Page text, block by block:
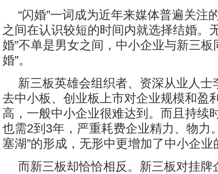
恒
济
“闪婚”一词成为近年来媒体普遍关注
之间在认识较短的时间内就选择结婚。
婚”不单是男女之间，中小企业与新三板
婚”。
新三板英雄会组织者、资深从业人士
去中小板、创业板上市对企业规模和盈
高，一般中小企业很难达到。而且持续
也需2到3年，严重耗费企业精力、物力
塞湖”的形成，无形中更增加了中小企
而新三板却恰恰相反。新三板对挂牌